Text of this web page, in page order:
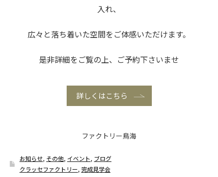
入れ、
広々と落ち着いた空間をご体感いただけます。
是非詳細をご覧の上、ご予約下さいませ
詳しくはこちら
ファクトリー鳥海
お知らせ, その他, イベント, ブログ
クラッセファクトリー, 完成見学会